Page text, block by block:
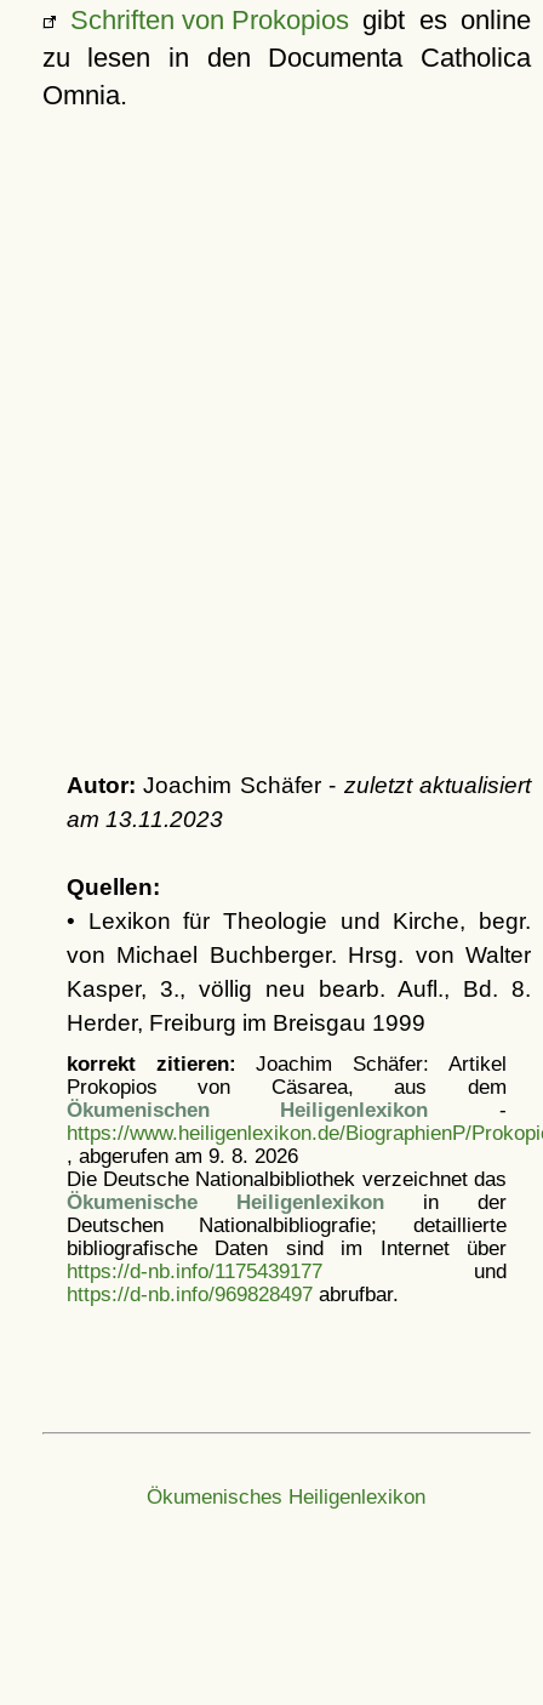
Schriften von Prokopios gibt es online
zu lesen in den Documenta Catholica
Omnia.
Autor: Joachim Schäfer - zuletzt aktualisiert
am 13.11.2023
Quellen:
• Lexikon für Theologie und Kirche, begr.
von Michael Buchberger. Hrsg. von Walter
Kasper, 3., völlig neu bearb. Aufl., Bd. 8.
Herder, Freiburg im Breisgau 1999
korrekt zitieren: Joachim Schäfer: Artikel
Prokopios von Cäsarea, aus dem
Ökumenischen Heiligenlexikon -
https://www.heiligenlexikon.de/BiographienP/
, abgerufen am 9. 8. 2026
Die Deutsche Nationalbibliothek verzeichnet das
Ökumenische Heiligenlexikonin der
Deutschen Nationalbibliografie; detaillierte
bibliografische Daten sind im Internet über
https://d-nb.info/1175439177und
https://d-nb.info/969828497abrufbar.
Ökumenisches Heiligenlexikon